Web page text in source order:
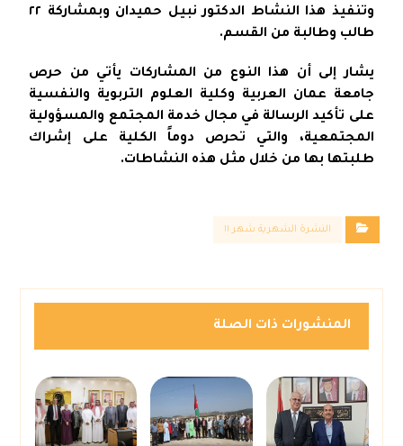
وتنفيذ هذا النشاط الدكتور نبيل حميدان وبمشاركة ٢٢
طالب وطالبة من القسم.
يشار إلى أن هذا النوع من المشاركات يأتي من حرص
جامعة عمان العربية وكلية العلوم التربوية والنفسية
على تأكيد الرسالة في مجال خدمة المجتمع والمسؤولية
المجتمعية، والتي تحرص دوماً الكلية على إشراك
طلبتها بها من خلال مثل هذه النشاطات.
النشرة الشهرية شهر ١١
المنشورات ذات الصلة